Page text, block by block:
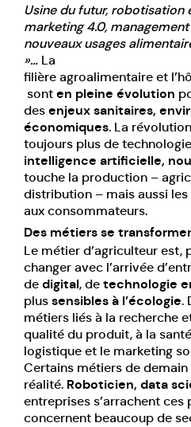
Usine du futur, robotisation
marketing 4.0,
nouveaux usages
»… La
filière agroalimentaire et
sonten pleine évolution
desenjeux sanitaires,
économiques. La
toujours plus de
intelligence artificielle,
touche la production –
distribution – mais aussi
aux consommateurs.
Des métiers se
Le métier d’agriculteur est,
changer avec l’arrivée
dedigital, detechnologie
plussensibles à l’écologie.
métiers liés à la recherche
qualité du produit, à la
logistique et le marketing
Certains métiers de
réalité. Roboticien, data
entreprises s’arrachent ces
concernent beaucoup de